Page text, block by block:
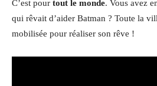
C’est pour tout le monde. Vous avez
qui rêvait d’aider Batman ? Toute la
mobilisée pour réaliser son rêve !